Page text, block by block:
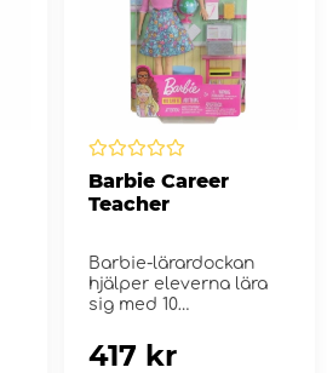
Barbie Career
Teacher
Barbie-lärardockan
hjälper eleverna lära
sig med 10
417 kr